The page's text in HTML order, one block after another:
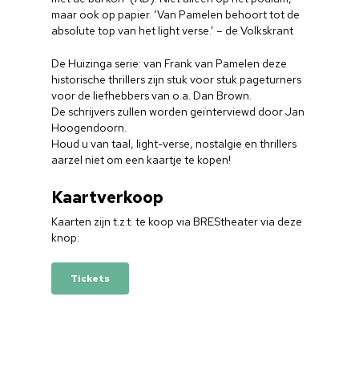
maar ook op papier. ‘Van Pamelen behoort tot de
absolute top van het light verse.’ – de Volkskrant
De Huizinga serie: van Frank van Pamelen deze
historische thrillers zijn stuk voor stuk pageturners
voor de liefhebbers van o.a. Dan Brown.
De schrijvers zullen worden geïnterviewd door Jan
Hoogendoorn.
Houd u van taal, light-verse, nostalgie en thrillers
aarzel niet om een kaartje te kopen!
Kaartverkoop
Kaarten zijn t.z.t. te koop via BREStheater via deze
knop:
Tickets